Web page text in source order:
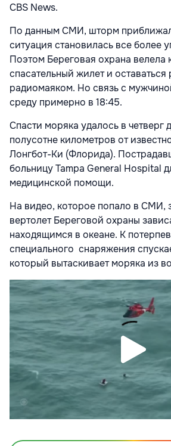
CBS News.
По данным СМИ, шторм
ситуация становилась все более
Поэтом Береговая охрана велела
спасательный жилет и оставаться
радиомаяком. Но связь с
среду примерно в 18:45.
Спасти моряка удалось в четверг
полусотне километров от
Лонгбот-Ки (Флорида).
больницу Tampa General Hospital
медицинской помощи.
На видео, которое попало в СМИ,
вертолет Береговой охраны
находящимся в океане. К
специального снаряжения
который вытаскивает моряка из